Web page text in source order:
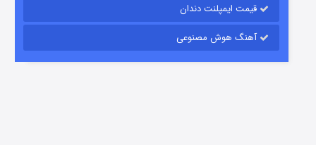
قیمت ایمپلنت دندان
آهنگ هوش مصنوعی